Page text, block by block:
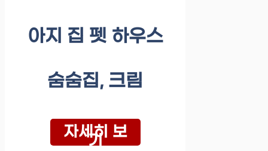
아지 집 펫 하우스
숨숨집, 크림
자세히 보
기